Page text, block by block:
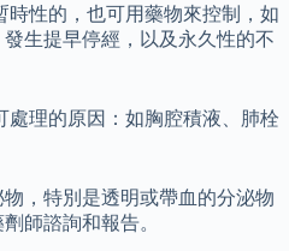
性的，也可用藥物來控制，如
生提早停經，以及永久性的不
理的原因：如胸腔積液、肺栓
，特別是透明或帶血的分泌物
師諮詢和報告。